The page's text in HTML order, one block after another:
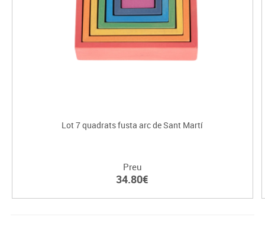
Lot 7 quadrats fusta arc de Sant Martí
Preu
34.80€